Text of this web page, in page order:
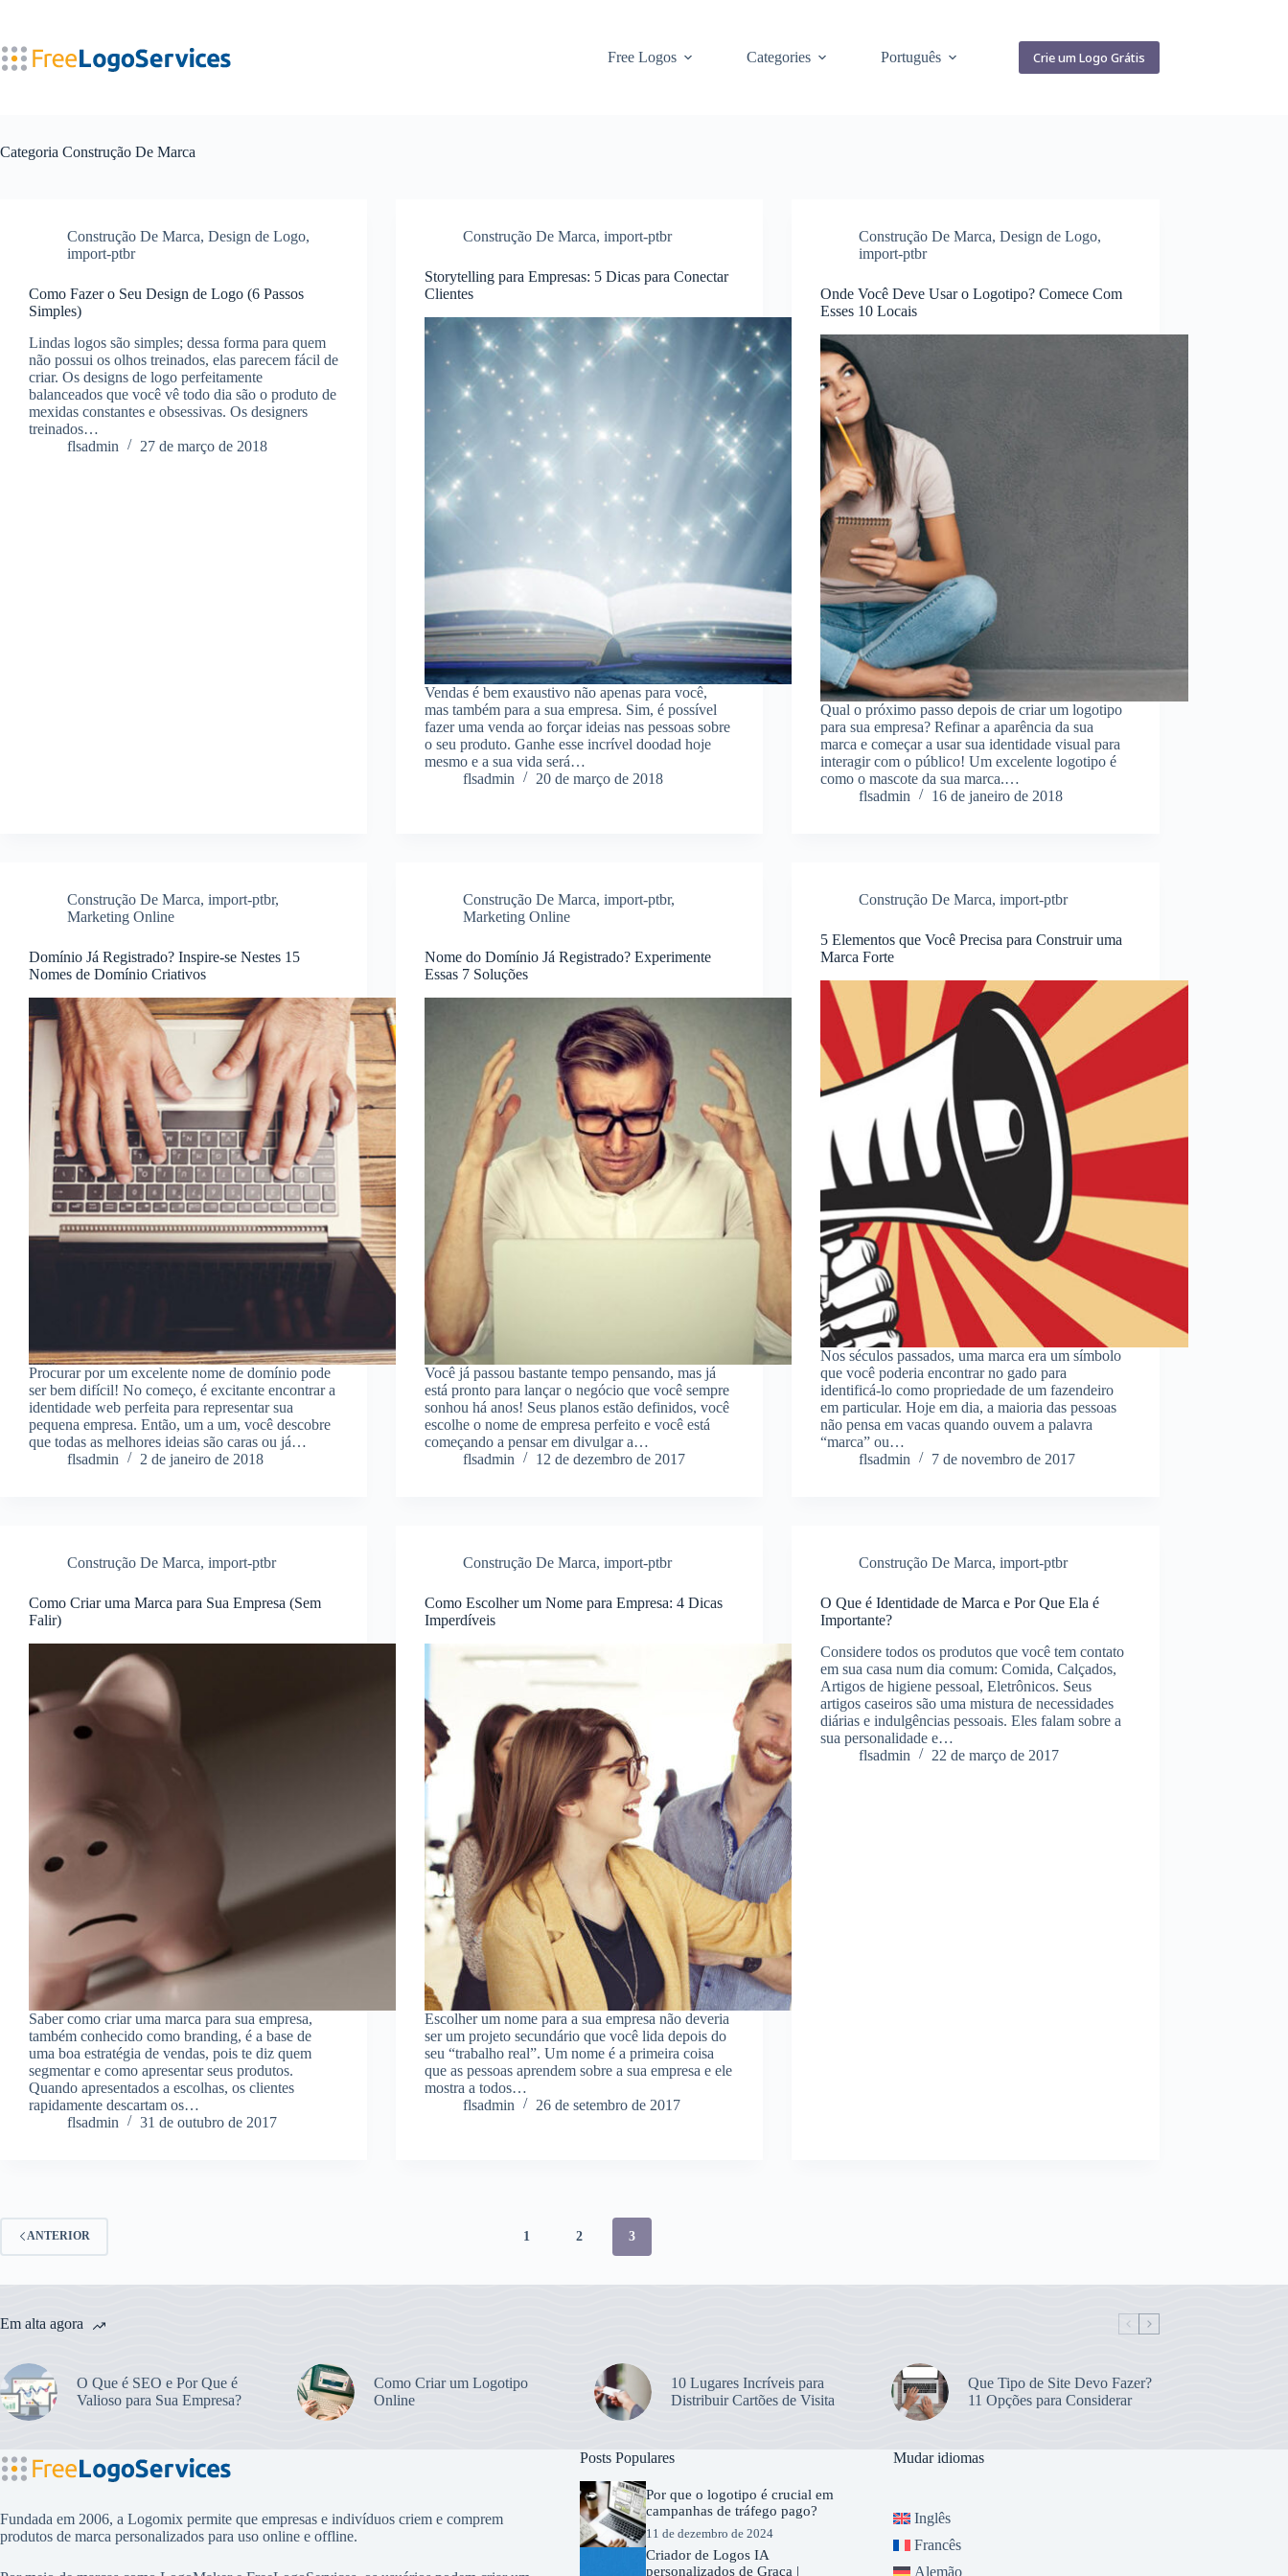
conteúdo
Free Logos Categories Português Crie um Logo Grátis
Categoria Construção De Marca
Construção De Marca, Design de Logo,
import-ptbr
Como Fazer o Seu Design de Logo (6 Passos
Simples)
Lindas logos são simples; dessa forma para quem
não possui os olhos treinados, elas parecem fácil de
criar. Os designs de logo perfeitamente
balanceados que você vê todo dia são o produto de
mexidas constantes e obsessivas. Os designers
treinados…
flsadmin
27 de março de 2018
Construção De Marca,import-ptbr
Storytelling para Empresas: 5 Dicas para Conectar
Clientes
Vendas é bem exaustivo não apenas para você,
mas também para a sua empresa. Sim, é possível
fazer uma venda ao forçar ideias nas pessoas sobre
o seu produto. Ganhe esse incrível doodad hoje
mesmo e a sua vida será…
flsadmin
20 de março de 2018
Construção De Marca,Design de Logo,
import-ptbr
Onde Você Deve Usar o Logotipo? Comece Com
Esses 10 Locais
Qual o próximo passo depois de criar um logotipo
para sua empresa? Refinar a aparência da sua
marca e começar a usar sua identidade visual para
interagir com o público! Um excelente logotipo é
como o mascote da sua marca.…
flsadmin
16 de janeiro de 2018
Construção De Marca, import-ptbr,
Marketing Online
Domínio Já Registrado? Inspire-se Nestes 15
Nomes de Domínio Criativos
Procurar por um excelente nome de domínio pode
ser bem difícil! No começo, é excitante encontrar a
identidade web perfeita para representar sua
pequena empresa. Então, um a um, você descobre
que todas as melhores ideias são caras ou já…
flsadmin
2 de janeiro de 2018
Construção De Marca,import-ptbr,
Marketing Online
Nome do Domínio Já Registrado? Experimente
Essas 7 Soluções
Você já passou bastante tempo pensando, mas já
está pronto para lançar o negócio que você sempre
sonhou há anos! Seus planos estão definidos, você
escolhe o nome de empresa perfeito e você está
começando a pensar em divulgar a…
flsadmin
12 de dezembro de 2017
Construção De Marca,import-ptbr
5 Elementos que Você Precisa para Construir uma
Marca Forte
Nos séculos passados, uma marca era um símbolo
que você poderia encontrar no gado para
identificá-lo como propriedade de um fazendeiro
em particular. Hoje em dia, a maioria das pessoas
não pensa em vacas quando ouvem a palavra
“marca” ou…
flsadmin
7 de novembro de 2017
Construção De Marca, import-ptbr
Como Criar uma Marca para Sua Empresa (Sem
Falir)
Saber como criar uma marca para sua empresa,
também conhecido como branding, é a base de
uma boa estratégia de vendas, pois te diz quem
segmentar e como apresentar seus produtos.
Quando apresentados a escolhas, os clientes
rapidamente descartam os…
flsadmin
31 de outubro de 2017
Construção De Marca,import-ptbr
Como Escolher um Nome para Empresa: 4 Dicas
Imperdíveis
Escolher um nome para a sua empresa não deveria
ser um projeto secundário que você lida depois do
seu “trabalho real”. Um nome é a primeira coisa
que as pessoas aprendem sobre a sua empresa e ele
mostra a todos…
flsadmin
26 de setembro de 2017
Construção De Marca,import-ptbr
O Que é Identidade de Marca e Por Que Ela é
Importante?
Considere todos os produtos que você tem contato
em sua casa num dia comum: Comida, Calçados,
Artigos de higiene pessoal, Eletrônicos. Seus
artigos caseiros são uma mistura de necessidades
diárias e indulgências pessoais. Eles falam sobre a
sua personalidade e…
flsadmin
22 de março de 2017
ANTERIOR 1 2 3
Em alta agora
O Que é SEO e Por Que é
Valioso para Sua Empresa?
Como Criar um Logotipo
Online
10 Lugares Incríveis para
Distribuir Cartões de Visita
Que Tipo de Site Devo Fazer?
11 Opções para Considerar
Fundada em 2006, a Logomix permite que empresas e indivíduos criem e comprem
produtos de marca personalizados para uso online e offline.
Posts Populares
Por que o logotipo é crucial em
campanhas de tráfego pago?
11 de dezembro de 2024
Criador de Logos IA
personalizados de Graça |
Mudar idiomas
Inglês
Francês
Alemão